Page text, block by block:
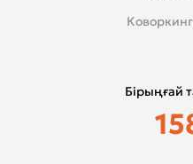
Бірыңғай